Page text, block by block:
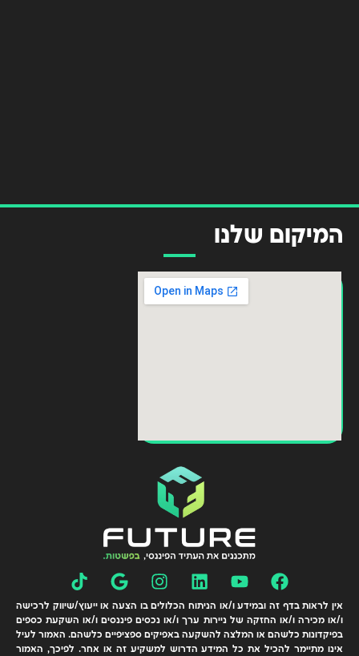
המיקום שלנו
אין לראות בדף זה ובמידע ו/או הניתוח הכלולים בו הצעה או ייעוץ/שיווק לרכישה
ו/או מכירה ו/או החזקה של ניירות ערך ו/או נכסים פיננסים ו/או השקעת כספים
בפיקדונות כלשהם או המלצה להשקעה באפיקים ספציפיים כלשהם. האמור לעיל
אינו מתיימר להכיל את כל המידע הדרוש למשקיע זה או אחר. לפיכך, האמור